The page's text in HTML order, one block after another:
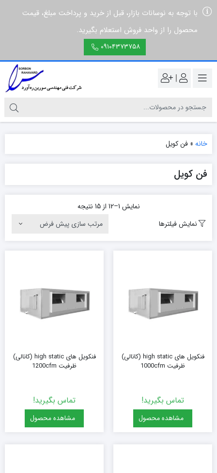
با توجه به نوسانات بازار، قبل از خرید و پرداخت مبلغ، قیمت
محصول را از واحد فروش استعلام بگیرید.
۰۹۱۰۴۳۷۳۷۵۸
|
خانه » فن کویل
فن کویل
نمایش 1–12 از 15 نتیجه
نمایش فیلترها
فنکویل های high static (کانالی)
ظرفیت 1000cfm
تماس بگیرید!
مشاهده محصول
فنکویل های high static (کانالی)
ظرفیت 1200cfm
تماس بگیرید!
مشاهده محصول